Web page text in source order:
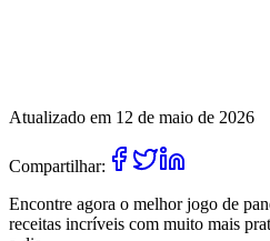
Atualizado em 12 de maio de 2026
Compartilhar:
Encontre agora o melhor jogo de
receitas incríveis com muito mais